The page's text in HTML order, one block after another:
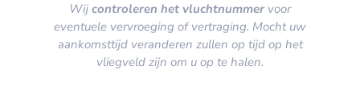
Wij controleren het vluchtnummer voor
eventuele vervroeging of vertraging. Mocht uw
aankomsttijd veranderen zullen op tijd op het
vliegveld zijn om u op te halen.